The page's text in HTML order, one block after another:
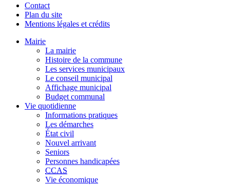
Contact
Plan du site
Mentions légales et crédits
Mairie
La mairie
Histoire de la commune
Les services municipaux
Le conseil municipal
Affichage municipal
Budget communal
Vie quotidienne
Informations pratiques
Les démarches
État civil
Nouvel arrivant
Seniors
Personnes handicapées
CCAS
Vie économique